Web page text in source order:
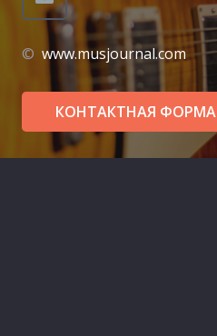
© www.musjournal.com
КОНТАКТНАЯ ФОРМА